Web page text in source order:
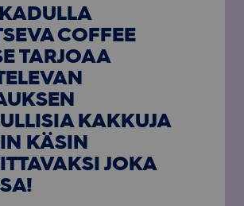
COFFEE
TARJOAA
KAKKUJA
KÄSIN
JOKA